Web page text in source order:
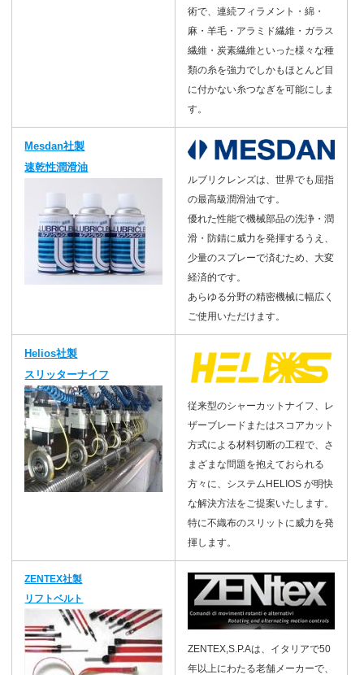
術で、連続フィラメント・綿・
麻・羊毛・アラミド繊維・ガラス
繊維・炭素繊維といった様々な種
類の糸を強力でしかもほとんど目
に付かない糸つなぎを可能にしま
す。
Mesdan社製
速乾性潤滑油
ルブリクレンズは、世界でも屈指
の最高級潤滑油です。
優れた性能で機械部品の洗浄・潤
滑・防錆に威力を発揮するうえ、
少量のスプレーで済むため、大変
経済的です。
あらゆる分野の精密機械に幅広く
ご使用いただけます。
Helios社製
スリッターナイフ
従来型のシャーカットナイフ、レ
ザーブレードまたはスコアカット
方式による材料切断の工程で、さ
まざまな問題を抱えておられる
方々に、システムHELIOS が明快
な解決方法をご提案いたします。
特に不織布のスリットに威力を発
揮します。
ZENTEX社製
リフトベルト
ZENTEX,S.P.Aは、イタリアで50
年以上にわたる老舗メーカーで、